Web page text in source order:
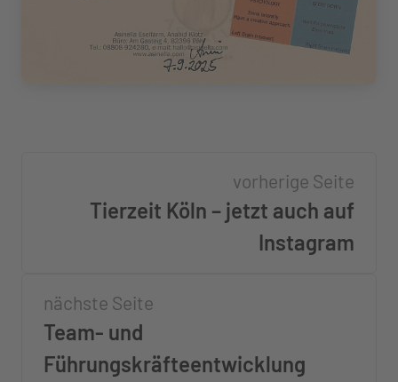
vorherige Seite
Tierzeit Köln – jetzt auch auf
Instagram
nächste Seite
Team- und
Führungskräfteentwicklung